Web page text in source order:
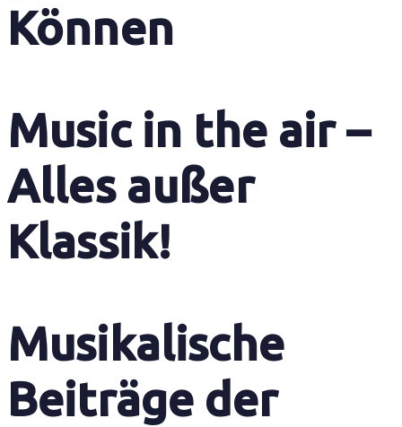
Können
Music in the air –
Alles außer
Klassik!
Musikalische
Beiträge der